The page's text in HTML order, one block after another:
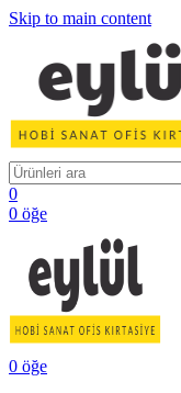
Skip to main content
0
0 öğe
0 öğe